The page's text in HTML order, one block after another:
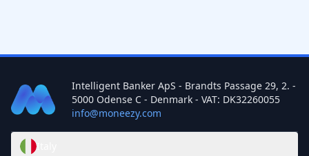
Intelligent Banker ApS - Brandts Passage 29, 2. -
5000 Odense C - Denmark - VAT: DK32260055
info@moneezy.com